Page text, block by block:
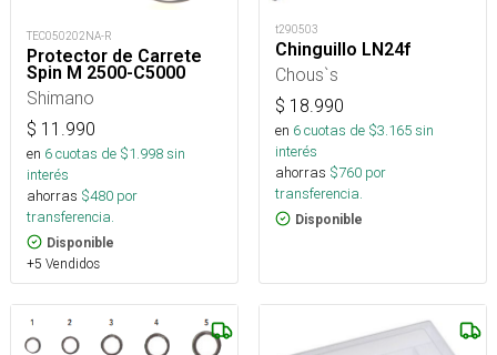
TEC050202NA-R
Protector de Carrete
Spin M 2500-C5000
Shimano
$ 11.990
en 6cuotas de $1.998sin
interés
ahorras $480 por
transferencia.
Disponible
+5 Vendidos
t290503
Chinguillo LN24f
Chous`s
$ 18.990
en 6cuotas de $3.165sin
interés
ahorras $760 por
transferencia.
Disponible